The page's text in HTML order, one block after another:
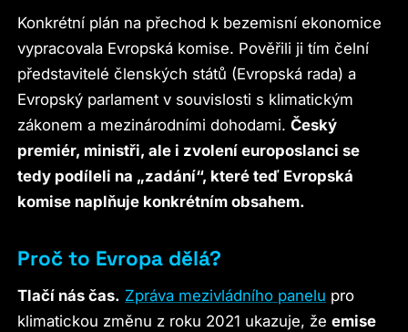
Konkrétní plán na přechod k bezemisní ekonomice
vypracovala Evropská komise. Pověřili ji tím čelní
představitelé členských států (Evropská rada) a
Evropský parlament v souvislosti s klimatickým
zákonem a mezinárodními dohodami.Český
premiér, ministři, ale i zvolení europoslanci se
tedy podíleli na „zadání“, které teď Evropská
komise naplňuje konkrétním obsahem.
Proč to Evropa dělá?
Tlačí nás čas. Zpráva mezivládního panelu pro
klimatickou změnu z roku 2021 ukazuje, žeemise